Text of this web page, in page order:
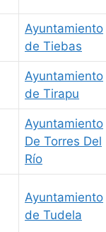
Ayuntamiento
de Tiebas
Ayuntamiento
de Tirapu
Ayuntamiento
De Torres Del
Río
Ayuntamiento
de Tudela